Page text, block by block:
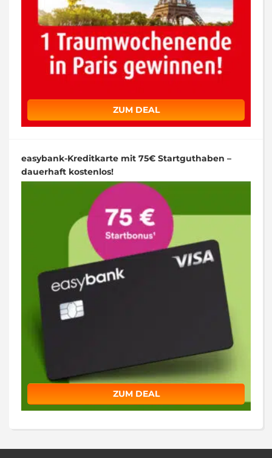
ZUM DEAL
easybank-Kreditkarte mit 75€ Startguthaben –
dauerhaft kostenlos!
ZUM DEAL